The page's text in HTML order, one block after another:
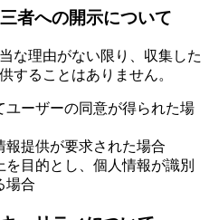
者への開示について
な理由がない限り、収集した
することはありません。
ユーザーの同意が得られた場
提供が要求された場合
目的とし、個人情報が識別
場合